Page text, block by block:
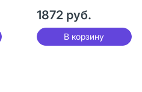
1872 руб.
В корзину